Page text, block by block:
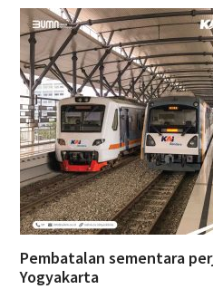
Pembatalan sementara
Yogyakarta